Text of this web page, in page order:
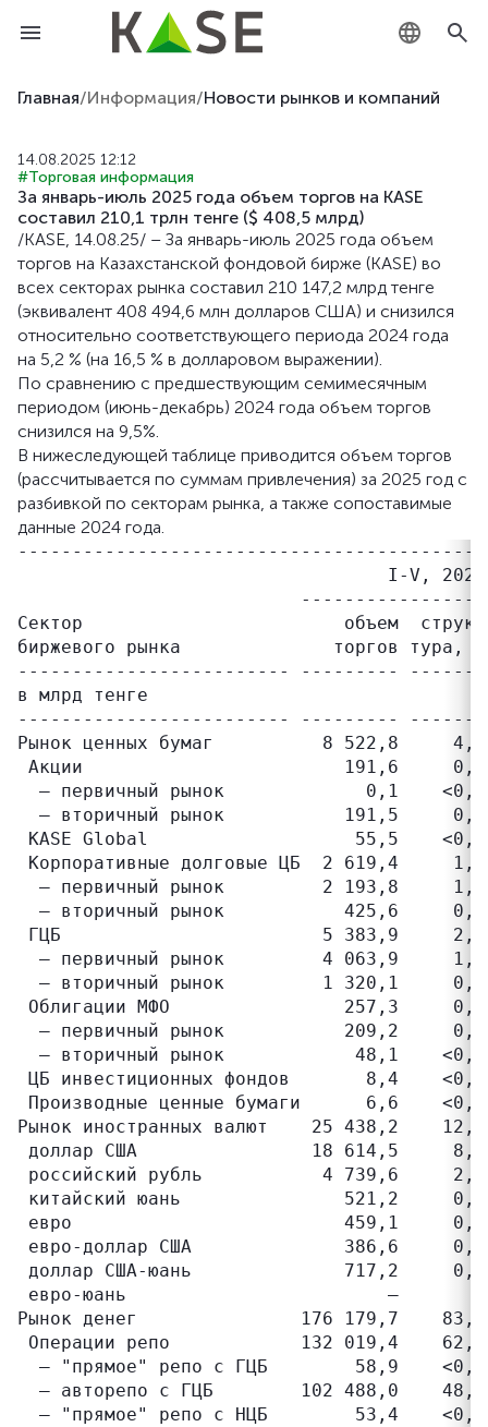
KZ
EN
Главная/Информация/Новости рынков и компаний
14.08.2025 12:12
#Торговая информация
За январь-июль 2025 года объем торгов на KASE
составил 210,1 трлн тенге ($ 408,5 млрд)
/KASE, 14.08.25/ – За январь-июль 2025 года объем
торгов на Казахстанской фондовой бирже (KASE) во
всех секторах рынка составил 210 147,2 млрд тенге
(эквивалент 408 494,6 млн долларов США) и снизился
относительно соответствующего периода 2024 года
на 5,2 % (на 16,5 % в долларовом выражении).
По сравнению с предшествующим семимесячным
периодом (июнь-декабрь) 2024 года объем торгов
снизился на 9,5%.
В нижеследующей таблице приводится объем торгов
(рассчитывается по суммам привлечения) за 2025 год с
разбивкой по секторам рынка, а также сопоставимые
данные 2024 года.
I-V,
Сектор                        объем  струк-
биржевого рынка              торгов тура, %
------------------------- ---------
в млрд тенге
------------------------- ---------
Рынок ценных бумаг          8 522,8
Акции                        191,6
– первичный рынок             0,1
– вторичный рынок           191,5
KASE Global                   55,5
Корпоративные долговые ЦБ  2 619,4
– первичный рынок         2 193,8
– вторичный рынок           425,6
ГЦБ                        5 383,9     2,6
– первичный рынок         4 063,9
– вторичный рынок         1 320,1
Облигации МФО                257,3
– первичный рынок           209,2
– вторичный рынок            48,1
ЦБ инвестиционных фондов       8,4
Производные ценные бумаги      6,6
Рынок иностранных валют    25 438,2
доллар США                18 614,5
российский рубль           4 739,6
китайский юань               521,2
евро                         459,1     0,2
евро-доллар США              386,6
доллар США-юань              717,2
евро-юань                        –
Рынок денег               176 179,7
Операции репо            132 019,4
– "прямое" репо c ГЦБ        58,9
– авторепо c ГЦБ        102 488,0
– "прямое" репо c НЦБ        53,4